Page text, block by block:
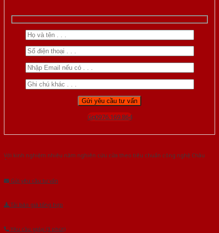
Gọi 0976.169.864
Với kinh nghiệm nhiêu năm nghiên cứu cửa theo tiêu chuẩn công nghệ Châu
Gửi yêu cầu tư vấn
Tải báo giá tổng hợp
Yêu cầu gọi lại (3 phút)